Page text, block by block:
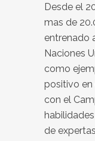
Desde el
mas de
entrenado
Naciones
como
positivo en
con el
de